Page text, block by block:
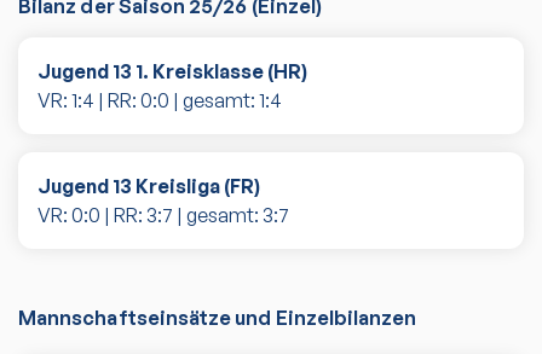
Bilanz der Saison 25/26 (Einzel)
Jugend 13 1. Kreisklasse (HR)
VR: 1:4 | RR: 0:0 | gesamt: 1:4
Jugend 13 Kreisliga (FR)
VR: 0:0 | RR: 3:7 | gesamt: 3:7
Mannschaftseinsätze und Einzelbilanzen